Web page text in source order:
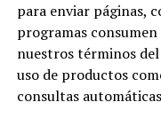
para enviar páginas,
programas
nuestros términos
uso de productos
consultas